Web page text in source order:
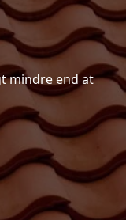
mindre end at